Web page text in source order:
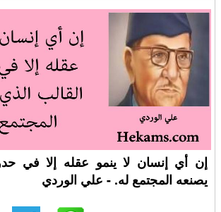
إن أي إنسان لا ينمو عقله إلا في
يصنعه المجتمع له. - علي الوردي